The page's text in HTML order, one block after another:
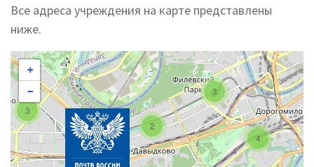
Все адреса учреждения на карте представлены
ниже.
3
4
2
3
+
−